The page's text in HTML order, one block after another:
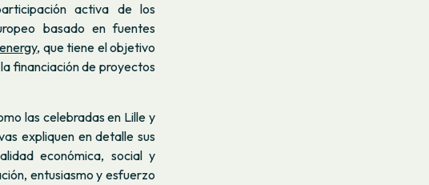
activa de los
basado en fuentes
que tiene el objetivo
financiación de proyectos
las celebradas en Lille y
expliquen en detalle sus
económica, social y
entusiasmo y esfuerzo